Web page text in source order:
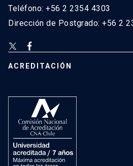
Teléfono: +56 2 2354 4303
Dirección de Postgrado: +56 2
ACREDITACIÓN